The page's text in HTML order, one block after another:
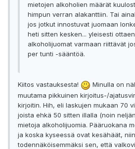
mietojen alkoholien määrät
himpun verran alakanttiin. Tai
jos jotkut innostuvat juomaan
heti sitten kesken... yleisesti
alkoholijuomat varmaan riittävät
per tunti -sääntöä.
Kiitos vastauksesta!
Minulla on
muutama pikkuinen kirjoitus-/
kirjoitin. Hih, eli laskujen mukaan 70
joista ehkä 50 sitten illalla (noin
mietoja alkoholijuomia. Pääruokana
ja koska kyseessä ovat kesähäät,
todennäköisemmäksi sen, että